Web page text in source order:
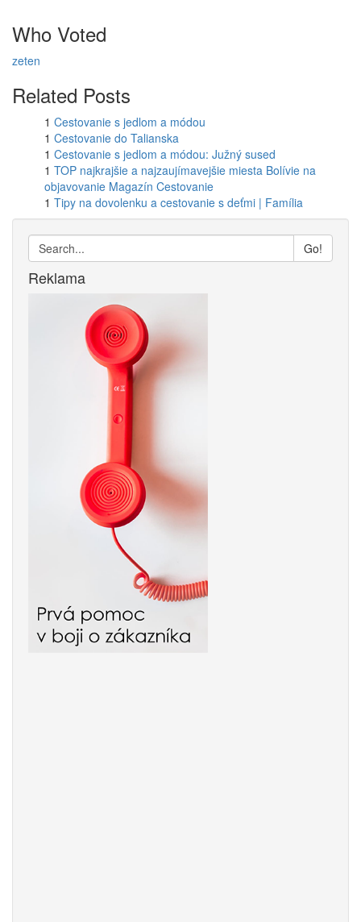
Who Voted
zeten
Related Posts
1 Cestovanie s jedlom a módou
1 Cestovanie do Talianska
1 Cestovanie s jedlom a módou: Južný sused
1 TOP najkrajšie a najzaujímavejšie miesta Bolívie na
objavovanie Magazín Cestovanie
1 Tipy na dovolenku a cestovanie s deťmi | Família
Go!
Reklama